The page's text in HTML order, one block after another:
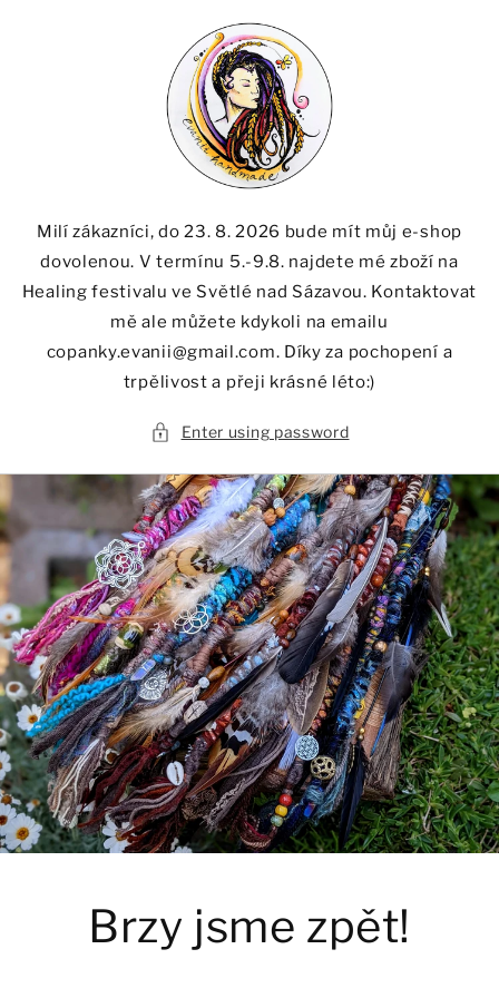
Milí zákazníci, do 23. 8. 2026 bude mít můj e-shop
dovolenou. V termínu 5.-9.8. najdete mé zboží na
Healing festivalu ve Světlé nad Sázavou. Kontaktovat
mě ale můžete kdykoli na emailu
copanky.evanii@gmail.com. Díky za pochopení a
trpělivost a přeji krásné léto:)
Enter using password
Brzy jsme zpět!